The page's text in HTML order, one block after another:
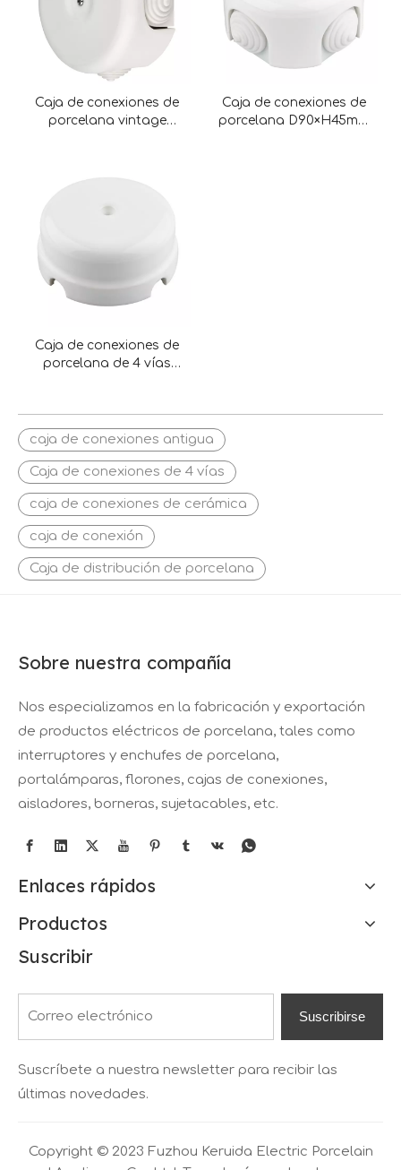
Caja de conexiones de
porcelana vintage
Caja de conexiones de
porcelana D90×H45mm
Caja de conexiones de
porcelana de 4 vías
caja de conexiones antigua
Caja de conexiones de 4 vías
caja de conexiones de cerámica
caja de conexión
Caja de distribución de porcelana
Sobre nuestra compañía
Nos especializamos en la fabricación y exportación
de productos eléctricos de porcelana, tales como
interruptores y enchufes de porcelana,
portalámparas, florones, cajas de conexiones,
aisladores, borneras, sujetacables, etc.
Enlaces rápidos
Productos
Suscribir
Suscribirse
Suscríbete a nuestra newsletter para recibir las
últimas novedades.
Copyright © 2023 Fuzhou Keruida Electric Porcelain